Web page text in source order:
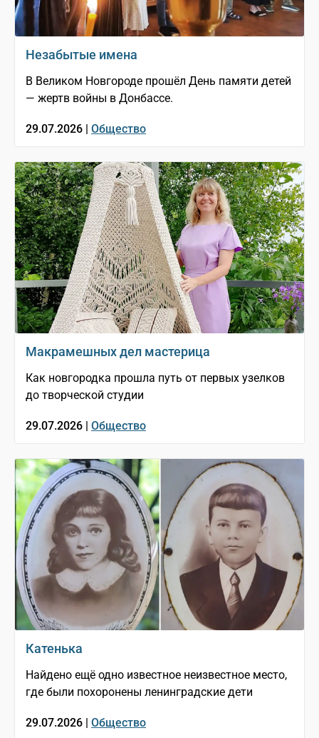
Незабытые имена
В Великом Новгороде прошёл День памяти детей
— жертв войны в Донбассе.
29.07.2026 | Общество
Макрамешных дел мастерица
Как новгородка прошла путь от первых узелков
до творческой студии
29.07.2026 | Общество
Катенька
Найдено ещё одно известное неизвестное место,
где были похоронены ленинградские дети
29.07.2026 | Общество